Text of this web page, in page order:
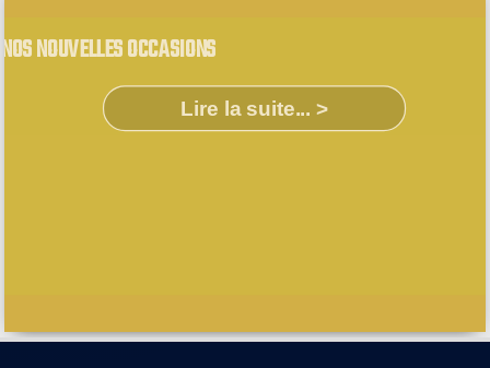
NOS NOUVELLES OCCASIONS
Lire la suite... >